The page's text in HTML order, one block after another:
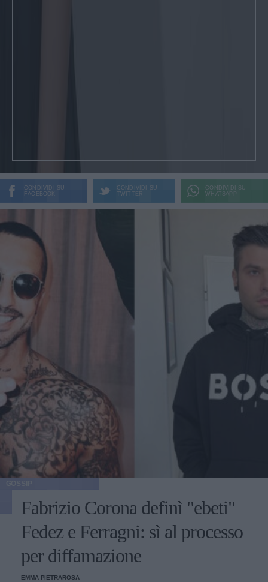
CONDIVIDI SU
FACEBOOK
CONDIVIDI SU
TWITTER
CONDIVIDI SU
WHATSAPP
Fabrizio Corona definì "ebeti"
Fedez e Ferragni: sì al processo
per diffamazione
EMMA PIETRAROSA